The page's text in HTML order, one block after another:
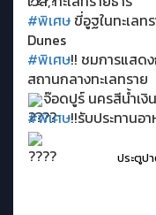
#พิเศษ ขี่อูฐในทะเลท
Dunes
#พิเศษ!! ชมการแสด
สถานกลางทะเลทราย
จ๊อดปูร์ นครสีน้ำเงิ
#พิเศษ!!รับประทานอ
ประตูป